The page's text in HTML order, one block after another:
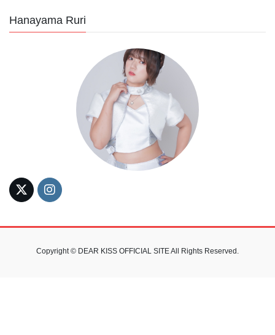
Hanayama Ruri
Copyright © DEAR KISS OFFICIAL SITE All Rights Reserved.